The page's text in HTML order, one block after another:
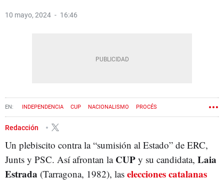
10 mayo, 2024 16:46
INDEPENDENCIA CUP NACIONALISMO PROCÉS
ELECCIONES CATALANAS
Redacción
Un plebiscito contra la “sumisión al Estado” de ERC,
Junts y PSC. Así afrontan la CUP y su candidata, Laia
Estrada (Tarragona, 1982), las elecciones catalanas